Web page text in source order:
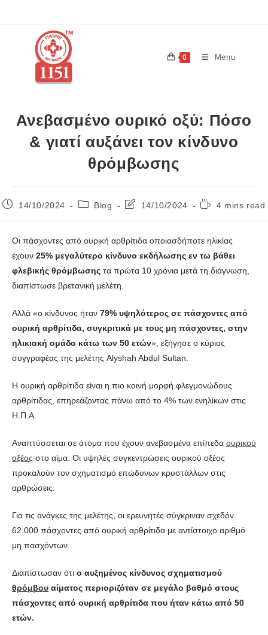
0 Menu
Ανεβασμένο ουρικό οξύ: Πόσο
& γιατί αυξάνει τον κίνδυνο
θρόμβωσης
14/10/2024 Blog 14/10/2024 4 mins read
Οι πάσχοντες από ουρική αρθρίτιδα οποιασδήποτε ηλικίας
έχουν 25% μεγαλύτερο κίνδυνο εκδήλωσης εν τω βάθει
φλεβικής θρόμβωσης τα πρώτα 10 χρόνια μετά τη διάγνωση,
διαπίστωσε βρετανική μελέτη.
Αλλά «ο κίνδυνος ήταν 79% υψηλότερος σε πάσχοντες από
ουρική αρθρίτιδα, συγκριτικά με τους μη πάσχοντες, στην
ηλικιακή ομάδα κάτω των 50 ετών», εξήγησε ο κύριος
συγγραφέας της μελέτης Alyshah Abdul Sultan.
Η ουρική αρθρίτιδα είναι η πιο κοινή μορφή φλεγμονώδους
αρθρίτιδας, επηρεάζοντας πάνω από το 4% των ενηλίκων στις
Η.Π.Α.
Αναπτύσσεται σε άτομα που έχουν ανεβασμένα επίπεδα ουρικού
οξέος στο αίμα. Οι υψηλές συγκεντρώσεις ουρικού οξέος
προκαλούν τον σχηματισμό επώδυνων κρυστάλλων στις
αρθρώσεις.
Για τις ανάγκες της μελέτης, οι ερευνητές σύγκριναν σχεδόν
62.000 πάσχοντες από ουρική αρθρίτιδα με αντίστοιχο αριθμό
μη πασχόντων.
Διαπίστωσαν ότι ο αυξημένος κίνδυνος σχηματισμού
θρόμβου αίματος περιοριζόταν σε μεγάλο βαθμό στους
πάσχοντες από ουρική αρθρίτιδα που ήταν κάτω από 50
ετών.